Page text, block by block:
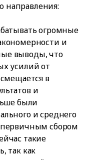
направления:
огромные
и
выводы, что
усилий от
в
и
были
и среднего
первичным сбором
такие
так как